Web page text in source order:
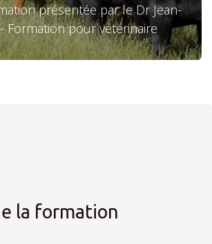
présentée par le Dr Jean-
Formation pour vétérinaire
la formation